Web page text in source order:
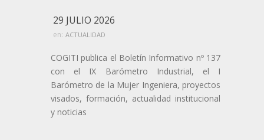
29 JULIO 2026
en: ACTUALIDAD
COGITI publica el Boletín Informativo nº 137
con el IX Barómetro Industrial, el I
Barómetro de la Mujer Ingeniera, proyectos
visados, formación, actualidad institucional
y noticias